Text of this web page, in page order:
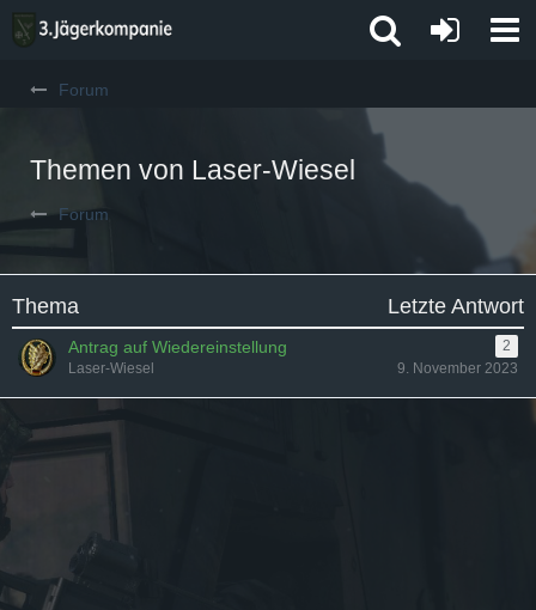
Forum
Themen von Laser-Wiesel
Forum
Thema Letzte Antwort
Antrag auf Wiedereinstellung
2
Laser-Wiesel
9. November 2023